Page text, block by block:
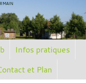
Infos pratiques
et Plan